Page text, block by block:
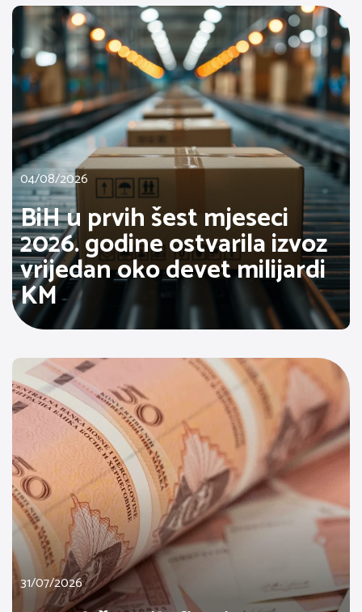
04/08/2026
BiH u prvih šest mjeseci
2026. godine ostvarila izvoz
vrijedan oko devet milijardi
KM
31/07/2026